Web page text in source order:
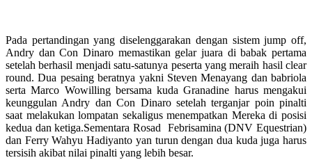
Pada pertandingan yang diselenggarakan dengan sistem jump off,
Andry dan Con Dinaro memastikan gelar juara di babak pertama
setelah berhasil menjadi satu-satunya peserta yang meraih hasil clear
round. Dua pesaing beratnya yakni Steven Menayang dan babriola
serta Marco Wowilling bersama kuda Granadine harus mengakui
keunggulan Andry dan Con Dinaro setelah terganjar poin pinalti
saat melakukan lompatan sekaligus menempatkan Mereka di posisi
kedua dan ketiga.Sementara Rosad Febrisamina (DNV Equestrian)
dan Ferry Wahyu Hadiyanto yan turun dengan dua kuda juga harus
tersisih akibat nilai pinalti yang lebih besar.